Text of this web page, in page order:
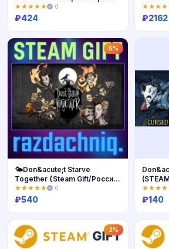
Купить
любой аккаунт
★★★★★ 0
₽424
Код ]
₽2162
5%
🌤️Don&acute;t Starve
Together {Steam Gift/Россия/
СНГ}
★★★★★ 0
₽540 ₽140
2%